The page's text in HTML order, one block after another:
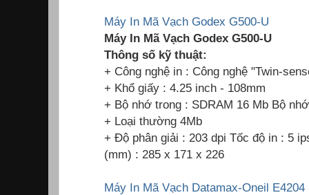
Máy In Mã Vạch Godex G500-U
Máy In Mã Vạch Godex G500-U
Thông số kỹ thuật:
+ Công nghệ in : Công nghệ "Twin-
+ Khổ giấy : 4.25 inch - 108mm
+ Bộ nhớ trong : SDRAM 16 Mb Bộ
+ Loại thường 4Mb
+ Độ phân giải : 203 dpi Tốc độ in : 5
(mm) : 285 x 171 x 226
Máy In Mã Vạch Datamax-Oneil